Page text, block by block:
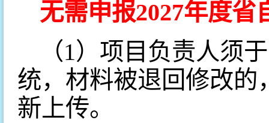
无需申报2027年度
（1）项目负责人须于
统，材料被退回修改的
新上传。